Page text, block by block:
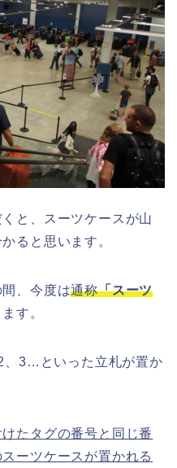
と、スーツケースが山
ると思います。
、今度は通称「スーツ
す。
、3…といった立札が置か
たタグの番号と同じ番
ーツケースが置かれる